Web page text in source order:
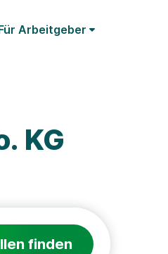
Arbeitgeber
KG
finden